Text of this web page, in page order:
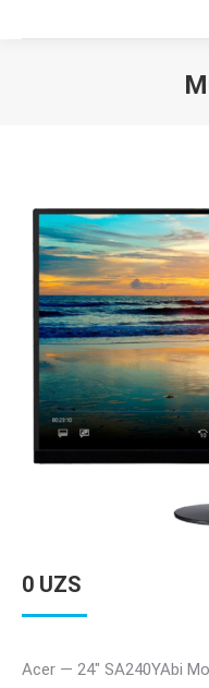
0 UZS
Acer — 24″ SA240YAbi